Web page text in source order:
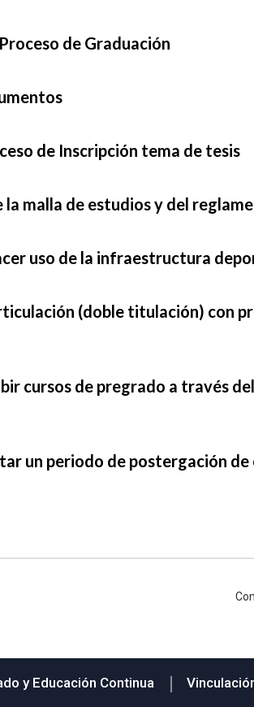
de Graduación
de Inscripción tema de tesis
la malla de estudios y del
uso de la infraestructura
(doble titulación) con
cursos de pregrado a través
un periodo de postergación
y Educación Continua